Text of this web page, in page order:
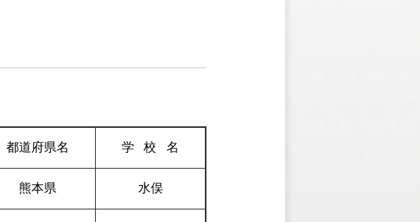
都道府県名 学校名
熊本県 水俣